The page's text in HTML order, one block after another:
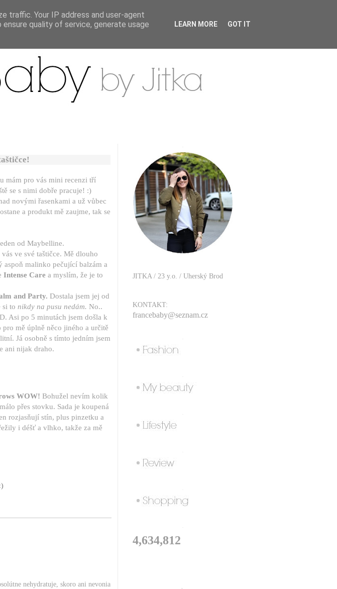
mám pro vás mini recenzi tří
se s nimi dobře pracuje! :)
novými řasenkami a už vůbec
a produkt mě zaujme, tak se
od Maybelline.
ve své taštičce. Mě dlouho
aspoň malinko pečující balzám a
Intense Care a myslím, že je to
and Party. Dostala jsem jej od
si to nikdy na pusu nedám. No..
Asi po 5 minutách jsem došla k
mě úplně něco jiného a určitě
Já osobně s tímto jedním jsem
ani nijak draho.
WOW! Bohužel nevím kolik
přes stovku. Sada je koupená
rozjasňují stín, plus pinzetku a
i déšť a vlhko, takže za mě
nehydratuje, skoro ani nevonia
JITKA / 23 y.o. / Uherský Brod
KONTAKT:
francebaby@seznam.cz
4,634,812
traffic. Your IP address and user-agent
quality of service, generate usage
LEARN MORE GOT IT